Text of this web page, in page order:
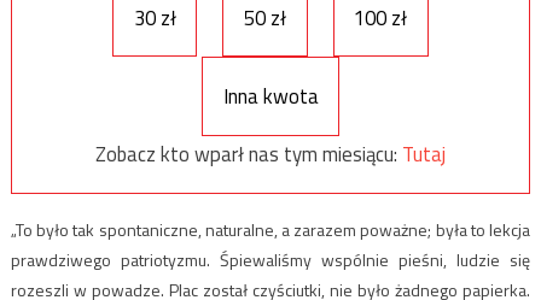
30 zł 50 zł 100 zł
Inna kwota
Zobacz kto wparł nas tym miesiącu: Tutaj
„To było tak spontaniczne, naturalne, a zarazem poważne; była to lekcja
prawdziwego patriotyzmu. Śpiewaliśmy wspólnie pieśni, ludzie się
rozeszli w powadze. Plac został czyściutki, nie było żadnego papierka.